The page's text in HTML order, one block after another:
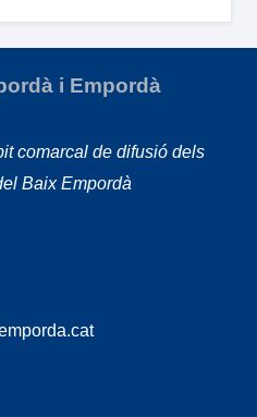
i Empordà
comarcal de difusió dels
Baix Empordà